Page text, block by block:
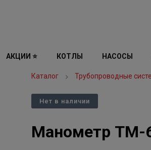
АКЦИИ ⭐ КОТЛЫ НАСОСЫ
Каталог Трубопроводные
Нет в наличии
Манометр ТМ-